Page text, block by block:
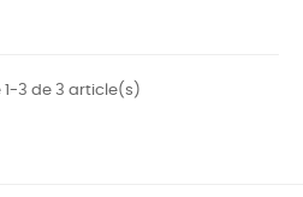
1-3 de 3 article(s)